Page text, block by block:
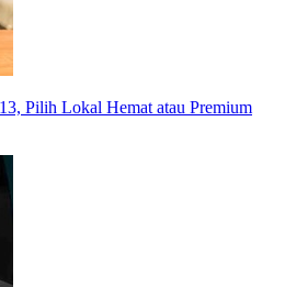
Pilih Lokal Hemat atau Premium